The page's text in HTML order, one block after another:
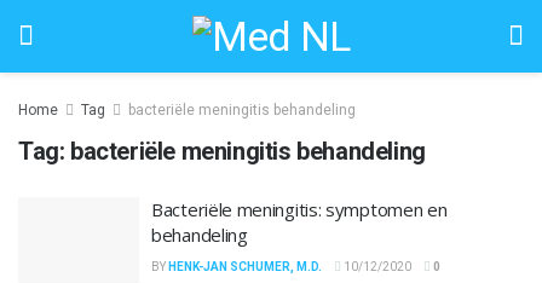
Home Tag bacteriële meningitis behandeling
Tag: bacteriële meningitis behandeling
Bacteriële meningitis: symptomen en
behandeling
BY HENK-JAN SCHUMER, M.D. 10/12/2020 0